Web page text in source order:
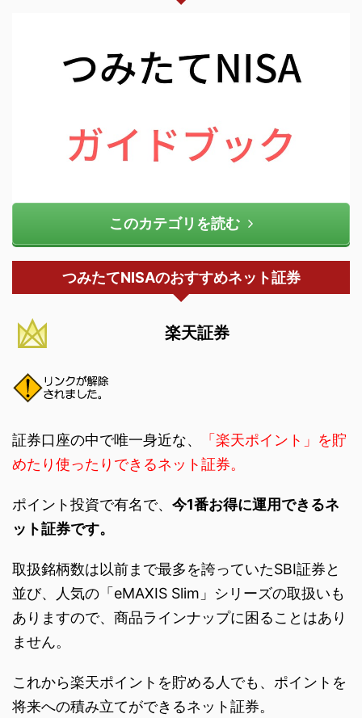
このカテゴリを読む
つみたてNISAのおすすめネット証券
楽天証券
証券口座の中で唯一身近な、
「楽天ポイント」を貯
めたり使ったりできるネット証券。
ポイント投資で有名で、 今1番お得に運用できるネ
ット証券です。
取扱銘柄数は以前まで最多を誇っていたSBI証券と
並び、人気の「eMAXIS Slim」シリーズの取扱いも
ありますので、商品ラインナップに困ることはあり
ません。
これから楽天ポイントを貯める人でも、ポイントを
将来への積み立てができるネット証券。